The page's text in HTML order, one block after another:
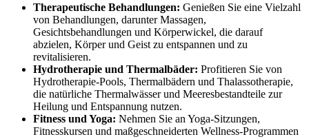
Therapeutische Behandlungen: Genießen Sie eine Vielzahl
von Behandlungen, darunter Massagen,
Gesichtsbehandlungen und Körperwickel, die darauf
abzielen, Körper und Geist zu entspannen und zu
revitalisieren.
Hydrotherapie und Thermalbäder: Profitieren Sie von
Hydrotherapie-Pools, Thermalbädern und Thalassotherapie,
die natürliche Thermalwässer und Meeresbestandteile zur
Heilung und Entspannung nutzen.
Fitness und Yoga: Nehmen Sie an Yoga-Sitzungen,
Fitnesskursen und maßgeschneiderten Wellness-Programmen